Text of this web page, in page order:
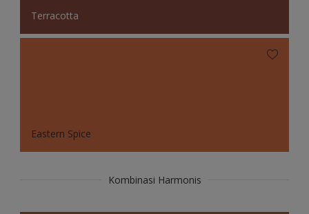
Terracotta
Eastern Spice
Kombinasi Harmonis